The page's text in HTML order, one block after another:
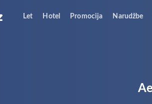
Let Hotel Promocija Narudžbe